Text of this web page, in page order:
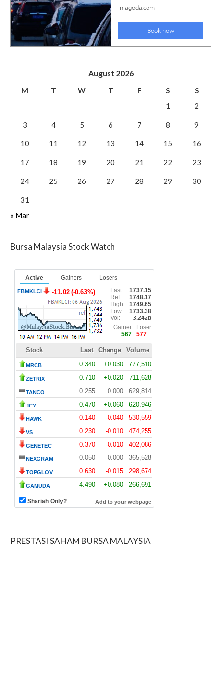
August 2026
M T W T F S
S
1
2
3 4 5 6 7 8 9
10 11 12 13 14 15 16
17 18 19 20 21 22 23
24 25 26 27 28 29 30
31
« Mar
Bursa Malaysia Stock Watch
PRESTASI SAHAM BURSA MALAYSIA